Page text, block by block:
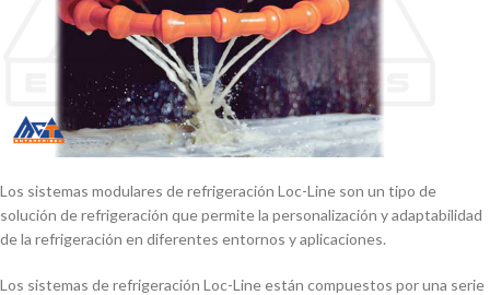
Los sistemas modulares de refrigeración Loc-Line son un tipo de
solución de refrigeración que permite la personalización y adaptabilidad
de la refrigeración en diferentes entornos y aplicaciones.
Los sistemas de refrigeración Loc-Line están compuestos por una serie